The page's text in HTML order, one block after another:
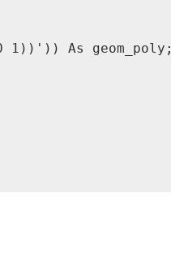
1))')) As geom_poly;